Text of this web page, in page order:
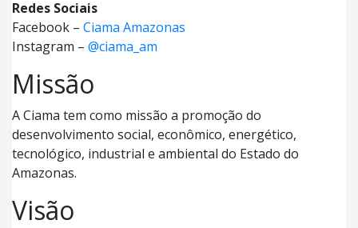
Redes Sociais
Facebook – Ciama Amazonas
Instagram – @ciama_am
Missão
A Ciama tem como missão a promoção do
desenvolvimento social, econômico, energético,
tecnológico, industrial e ambiental do Estado do
Amazonas.
Visão